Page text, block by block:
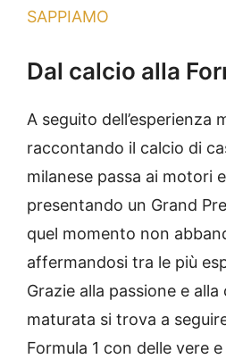
SAPPIAMO
Dal calcio alla
A seguito dell’esperienza
raccontando il calcio di
milanese passa ai motori
presentando un Grand
quel momento non
affermandosi tra le più
Grazie alla passione e
maturata si trova a
Formula 1 con delle vere